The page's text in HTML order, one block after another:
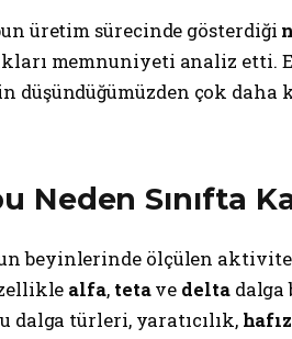
üretim sürecinde gösterdiği
memnuniyeti analiz etti.
düşündüğümüzden çok daha
Neden Sınıfta
beyinlerinde ölçülen
alfa, tetave deltadalga
dalga türleri, yaratıcılık,